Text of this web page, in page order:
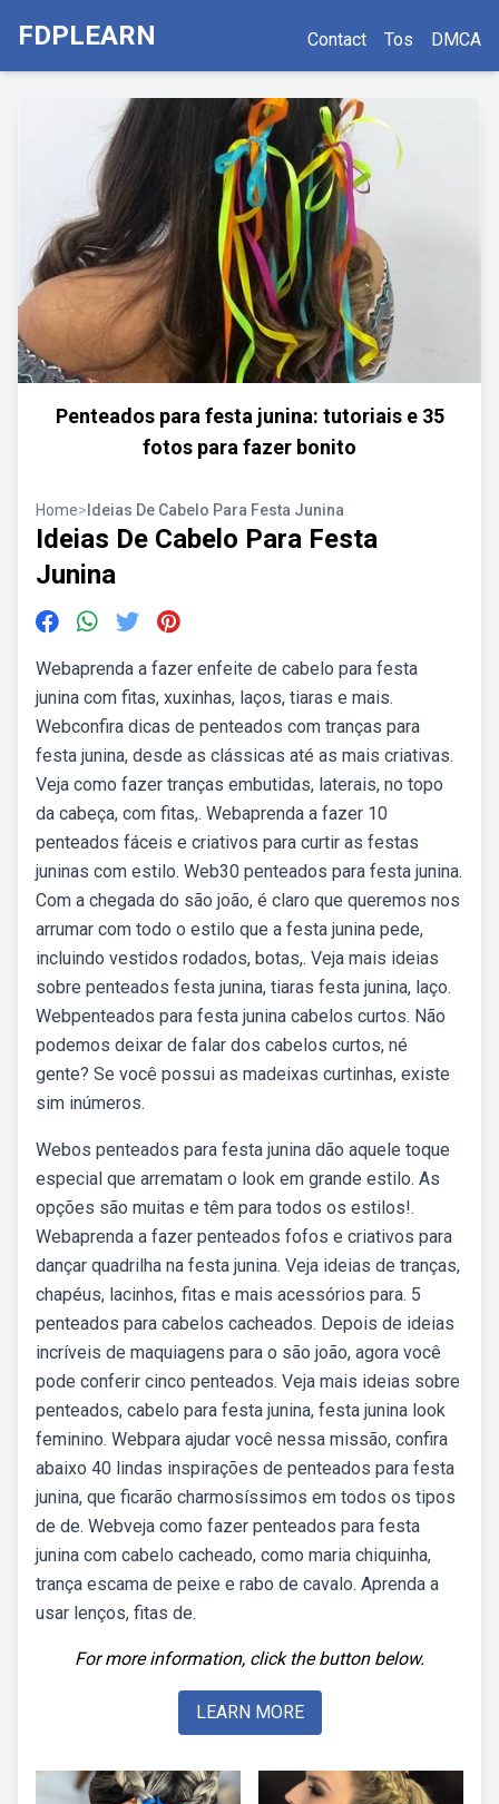
FDPLEARN Contact Tos DMCA
Penteados para festa junina: tutoriais e 35
fotos para fazer bonito
Home> Ideias De Cabelo Para Festa Junina
Ideias De Cabelo Para Festa
Junina
Webaprenda a fazer enfeite de cabelo para festa
junina com fitas, xuxinhas, laços, tiaras e mais.
Webconfira dicas de penteados com tranças para
festa junina, desde as clássicas até as mais criativas.
Veja como fazer tranças embutidas, laterais, no topo
da cabeça, com fitas,. Webaprenda a fazer 10
penteados fáceis e criativos para curtir as festas
juninas com estilo. Web30 penteados para festa junina.
Com a chegada do são joão, é claro que queremos nos
arrumar com todo o estilo que a festa junina pede,
incluindo vestidos rodados, botas,. Veja mais ideias
sobre penteados festa junina, tiaras festa junina, laço.
Webpenteados para festa junina cabelos curtos. Não
podemos deixar de falar dos cabelos curtos, né
gente? Se você possui as madeixas curtinhas, existe
sim inúmeros.
Webos penteados para festa junina dão aquele toque
especial que arrematam o look em grande estilo. As
opções são muitas e têm para todos os estilos!.
Webaprenda a fazer penteados fofos e criativos para
dançar quadrilha na festa junina. Veja ideias de tranças,
chapéus, lacinhos, fitas e mais acessórios para. 5
penteados para cabelos cacheados. Depois de ideias
incríveis de maquiagens para o são joão, agora você
pode conferir cinco penteados. Veja mais ideias sobre
penteados, cabelo para festa junina, festa junina look
feminino. Webpara ajudar você nessa missão, confira
abaixo 40 lindas inspirações de penteados para festa
junina, que ficarão charmosíssimos em todos os tipos
de de. Webveja como fazer penteados para festa
junina com cabelo cacheado, como maria chiquinha,
trança escama de peixe e rabo de cavalo. Aprenda a
usar lenços, fitas de.
For more information, click the button below.
LEARN MORE